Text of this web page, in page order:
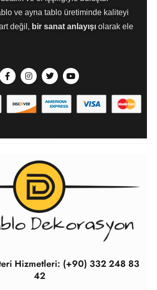
ve ayna tablo üretiminde kaliteyi
değil, bir sanat anlayışı olarak ele
Hizmetleri: (+90) 332 248 83
42